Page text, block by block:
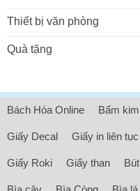
Thiết bị văn phòng
Quà tặng
Bách Hóa Online Bấm kim
Giấy Decal Giấy in liên tục
Giấy Roki Giấy than Bút